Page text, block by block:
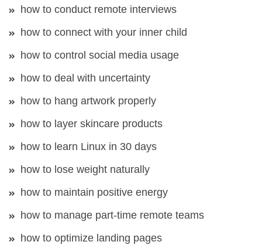
how to conduct remote interviews
how to connect with your inner child
how to control social media usage
how to deal with uncertainty
how to hang artwork properly
how to layer skincare products
how to learn Linux in 30 days
how to lose weight naturally
how to maintain positive energy
how to manage part-time remote teams
how to optimize landing pages